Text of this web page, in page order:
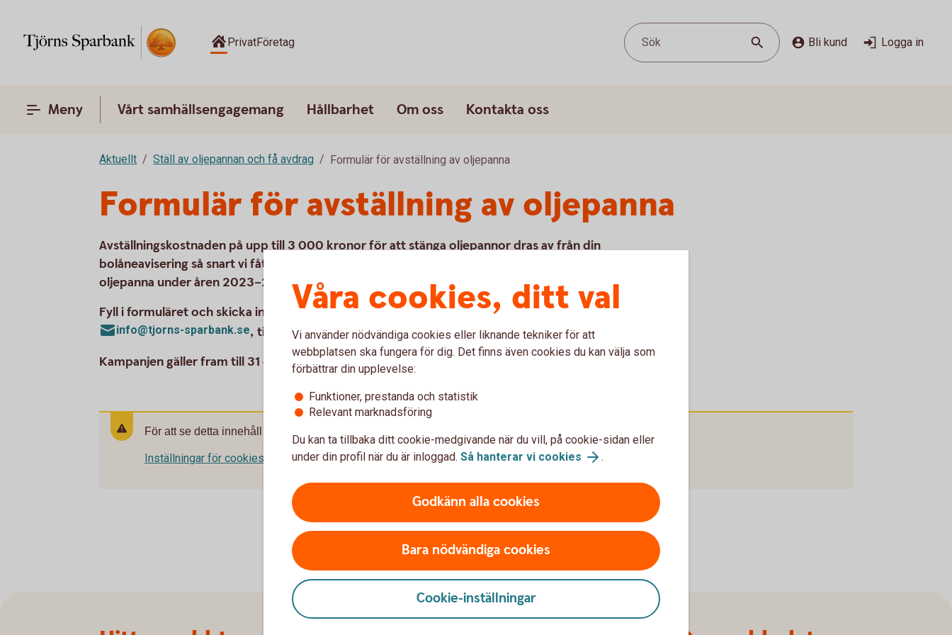
PrivatFöretag Sök Bli kund Logga in
Meny Vårt samhällsengagemang Hållbarhet Om oss Kontakta oss
Aktuellt Ställ av oljepannan och få avdrag Formulär för avställning av oljepanna
Formulär för avställning av oljepanna
Avställningskostnaden på upp till 3 000 kronor för att stänga oljepannor dras av från din
bolåneavisering så snart vi fått in en kopia på ett kvitto som visar att du stängt ner din
oljepanna under åren 2023–2026.
Fyll i formuläret och skicka in kvittokopian för avställningskostnaden av oljepannan till
info@tjorns-sparbank.se, tillsammans med dina personuppgifter.
Kampanjen gäller fram till 31 december 2026.
För att se detta innehåll behöver du först godkänna cookies för Funktioner, prestanda och statistik.
Inställningar för cookies
Våra cookies, ditt val
Vi använder nödvändiga cookies eller liknande tekniker för att
webbplatsen ska fungera för dig. Det finns även cookies du kan välja som
förbättrar din upplevelse:
Funktioner, prestanda och statistik
Relevant marknadsföring
Du kan ta tillbaka ditt cookie-medgivande när du vill, på cookie-sidan eller
under din profil när du är inloggad. Så hanterar vi cookies .
Godkänn alla cookies
Bara nödvändiga cookies
Cookie-inställningar